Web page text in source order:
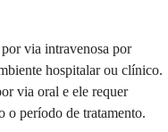
via intravenosa por
hospitalar ou clínico.
via oral e ele requer
o período de tratamento.